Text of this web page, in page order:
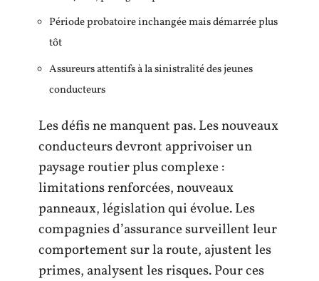
Période probatoire inchangée mais démarrée plus
tôt
Assureurs attentifs à la sinistralité des jeunes
conducteurs
Les défis ne manquent pas. Les nouveaux
conducteurs devront apprivoiser un
paysage routier plus complexe :
limitations renforcées, nouveaux
panneaux, législation qui évolue. Les
compagnies d’assurance surveillent leur
comportement sur la route, ajustent les
primes, analysent les risques. Pour ces